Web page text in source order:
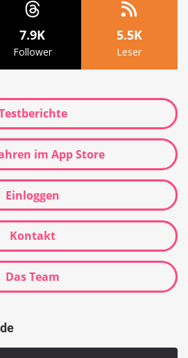
7.9K
Follower
5.5K
Leser
im App Store
Einloggen
Kontakt
Das Team